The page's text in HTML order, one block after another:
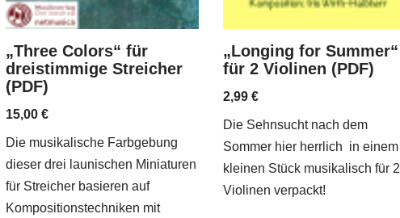
„Three Colors“ für
dreistimmige Streicher
(PDF)
15,00€
Die musikalische Farbgebung
dieser drei launischen Miniaturen
für Streicher basieren auf
Kompositionstechniken mit
„Longing for Summer“
für 2 Violinen (PDF)
2,99 €
Die Sehnsucht nach dem
Sommer hier herrlich in einem
kleinen Stück musikalisch für 2
Violinen verpackt!